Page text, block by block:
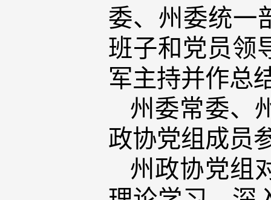
委、州委统一
班子和党员领
军主持并作总
州委常委、
政协党组成员
州政协党组